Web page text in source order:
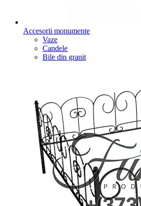
Accesorii monumente
Vaze
Candele
Bile din granit